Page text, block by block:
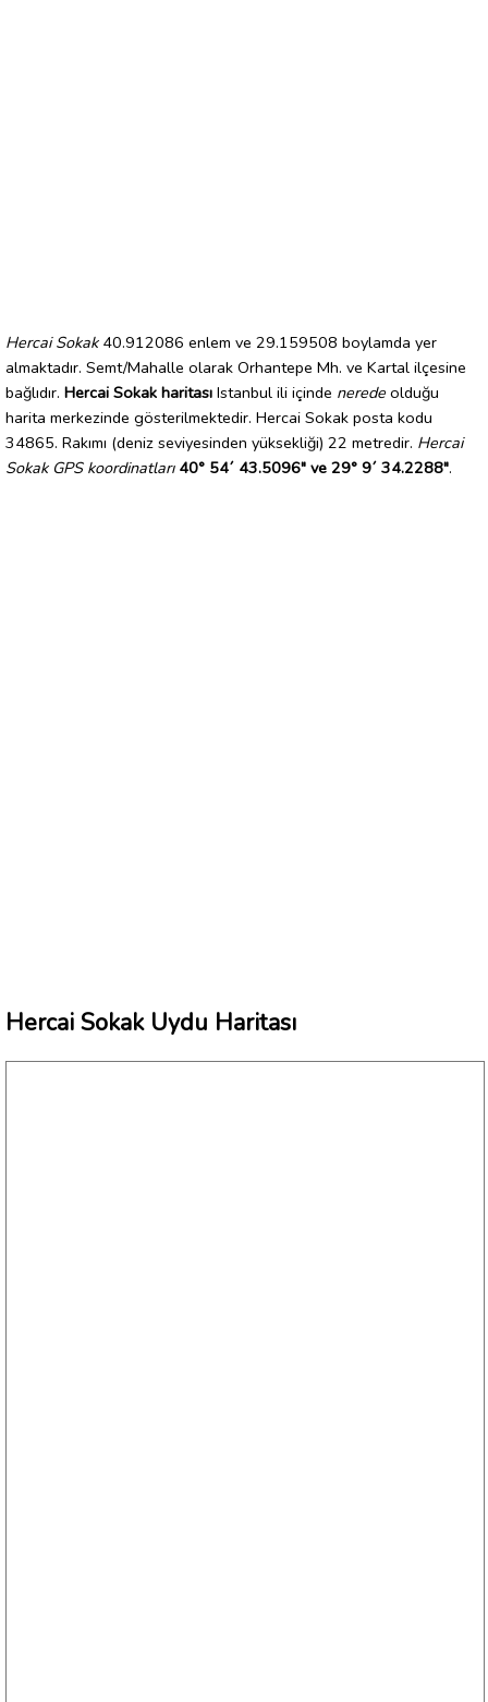
Hercai Sokak40.912086 enlem ve 29.159508 boylamda yer
almaktadır. Semt/Mahalle olarak Orhantepe Mh. ve Kartal ilçesine
bağlıdır. Hercai Sokak haritası Istanbul ili içinde nerede olduğu
harita merkezinde gösterilmektedir. Hercai Sokak posta kodu
34865. Rakımı (deniz seviyesinden yüksekliği) 22 metredir. Hercai
Sokak GPS koordinatları 40° 54´ 43.5096" ve 29° 9´ 34.2288".
Hercai Sokak Uydu Haritası